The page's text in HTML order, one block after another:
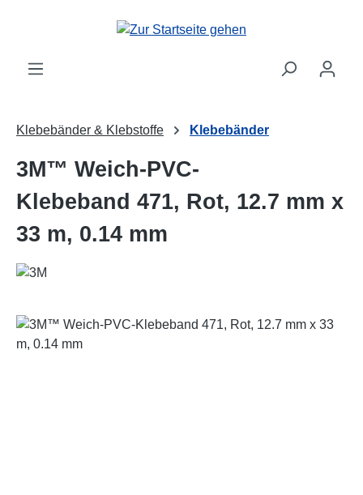
Zum Hauptinhalt springen
Klebebänder & Klebstoffe Klebebänder
3M™ Weich-PVC-
Klebeband 471, Rot, 12.7 mm x
33 m, 0.14 mm
Bildergalerie überspringen